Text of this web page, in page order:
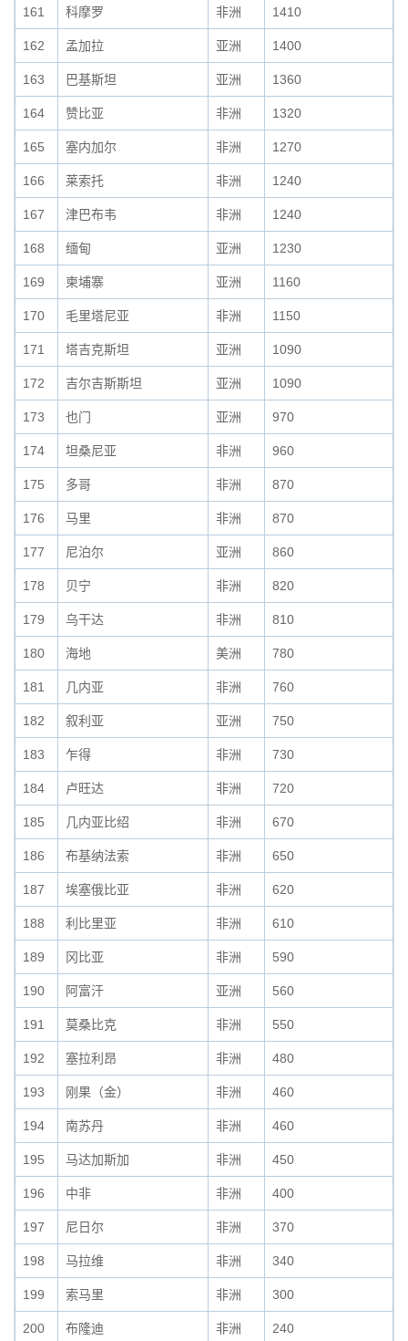
161 科摩罗 非洲 1410
162 孟加拉 亚洲 1400
163 巴基斯坦 亚洲 1360
164 赞比亚 非洲 1320
165 塞内加尔 非洲 1270
166 莱索托 非洲 1240
167 津巴布韦 非洲 1240
168 缅甸 亚洲 1230
169 柬埔寨 亚洲 1160
170 毛里塔尼亚 非洲 1150
171 塔吉克斯坦 亚洲 1090
172 吉尔吉斯斯坦 亚洲 1090
173 也门 亚洲 970
174 坦桑尼亚 非洲 960
175 多哥 非洲 870
176 马里 非洲 870
177 尼泊尔 亚洲 860
178 贝宁 非洲 820
179 乌干达 非洲 810
180 海地 美洲 780
181 几内亚 非洲 760
182 叙利亚 亚洲 750
183 乍得 非洲 730
184 卢旺达 非洲 720
185 几内亚比绍 非洲 670
186 布基纳法索 非洲 650
187 埃塞俄比亚 非洲 620
188 利比里亚 非洲 610
189 冈比亚 非洲 590
190 阿富汗 亚洲 560
191 莫桑比克 非洲 550
192 塞拉利昂 非洲 480
193 刚果（金） 非洲 460
194 南苏丹 非洲 460
195 马达加斯加 非洲 450
196 中非 非洲 400
197 尼日尔 非洲 370
198 马拉维 非洲 340
199 索马里 非洲 300
200 布隆迪 非洲 240